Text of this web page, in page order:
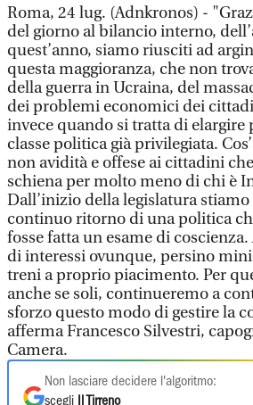
Roma, 24 lug. (Adnkronos) -
del giorno al bilancio interno,
quest’anno, siamo riusciti ad
questa maggioranza, che non
della guerra in Ucraina, del
dei problemi economici dei
invece quando si tratta di elargire
classe politica già privilegiata.
non avidità e offese ai cittadini
schiena per molto meno di chi è
Dall’inizio della legislatura
continuo ritorno di una politica
fosse fatta un esame di
di interessi ovunque, persino
treni a proprio piacimento. Per
anche se soli, continueremo a
sforzo questo modo di gestire la
afferma Francesco Silvestri,
Camera.
Non lasciare decidere l'algoritmo:
scegli
Il Tirreno